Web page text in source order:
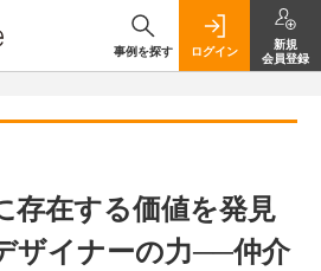
事例を探す ログイン
新規
会員登録
存在する価値を発見
ザイナーの力──仲介